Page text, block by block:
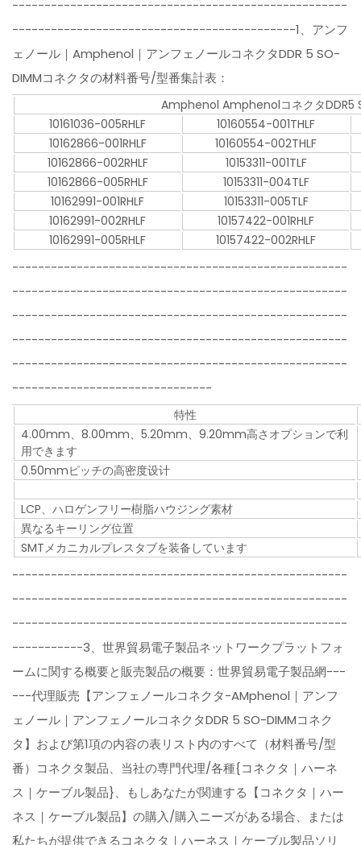
----------------------------------------------------
--------------------------------------------1、アンフ
ェノール｜Amphenol｜アンフェノールコネクタDDR 5 SO-
DIMMコネクタの材料番号/型番集計表：
Amphenol AmphenolコネクタDDR5
10161036-005RHLF
10160554-001THLF
10162866-001RHLF
10160554-002THLF
10162866-002RHLF
10153311-001TLF
10162866-005RHLF
10153311-004TLF
10162991-001RHLF
10153311-005TLF
10162991-002RHLF
10157422-001RHLF
10162991-005RHLF
10157422-002RHLF
----------------------------------------------------
----------------------------------------------------
----------------------------------------------------
----------------------------------------------------
----------------------------------------------------
-------------------------------
特性
4.00mm、8.00mm、5.20mm、9.20mm高さオプションで利
用できます
0.50mmピッチの高密度设计
LCP、ハロゲンフリー樹脂ハウジング素材
異なるキーリング位置
SMTメカニカルプレスタブを装备しています
----------------------------------------------------
----------------------------------------------------
----------------------------------------------------
-----------3、世界貿易電子製品ネットワークプラットフォ
ームに関する概要と販売製品の概要：世界貿易電子製品網---
---代理販売【アンフェノールコネクタ-AMphenol｜アンフ
ェノール｜アンフェノールコネクタDDR 5 SO-DIMMコネク
タ】および第1項の内容の表リスト内のすべて（材料番号/型
番）コネクタ製品、当社の専門代理/各種{コネクタ｜ハーネ
ス｜ケーブル製品}、もしあなたが関連する【コネクタ｜ハー
ネス｜ケーブル製品】の購入/購入ニーズがある場合、または
私たちが提供できるコネクタ｜ハーネス｜ケーブル製品ソリ